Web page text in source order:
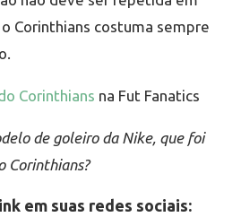
Corinthians costuma sempre
Corinthians na Fut Fanatics
de goleiro da Nike, que foi
Corinthians?
em suas redes sociais: